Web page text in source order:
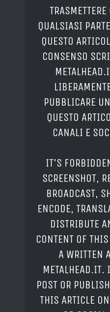
QUALSIASI
QUESTO
CONSENSO
PUBBLICARE
QUESTO
CANALI E
IT'S
SCREENSHOT,
BROADCAST,
ENCODE,
DISTRIBUTE
CONTENT OF
A WRITTEN
METALHEAD.IT.
POST OR
THIS ARTICLE